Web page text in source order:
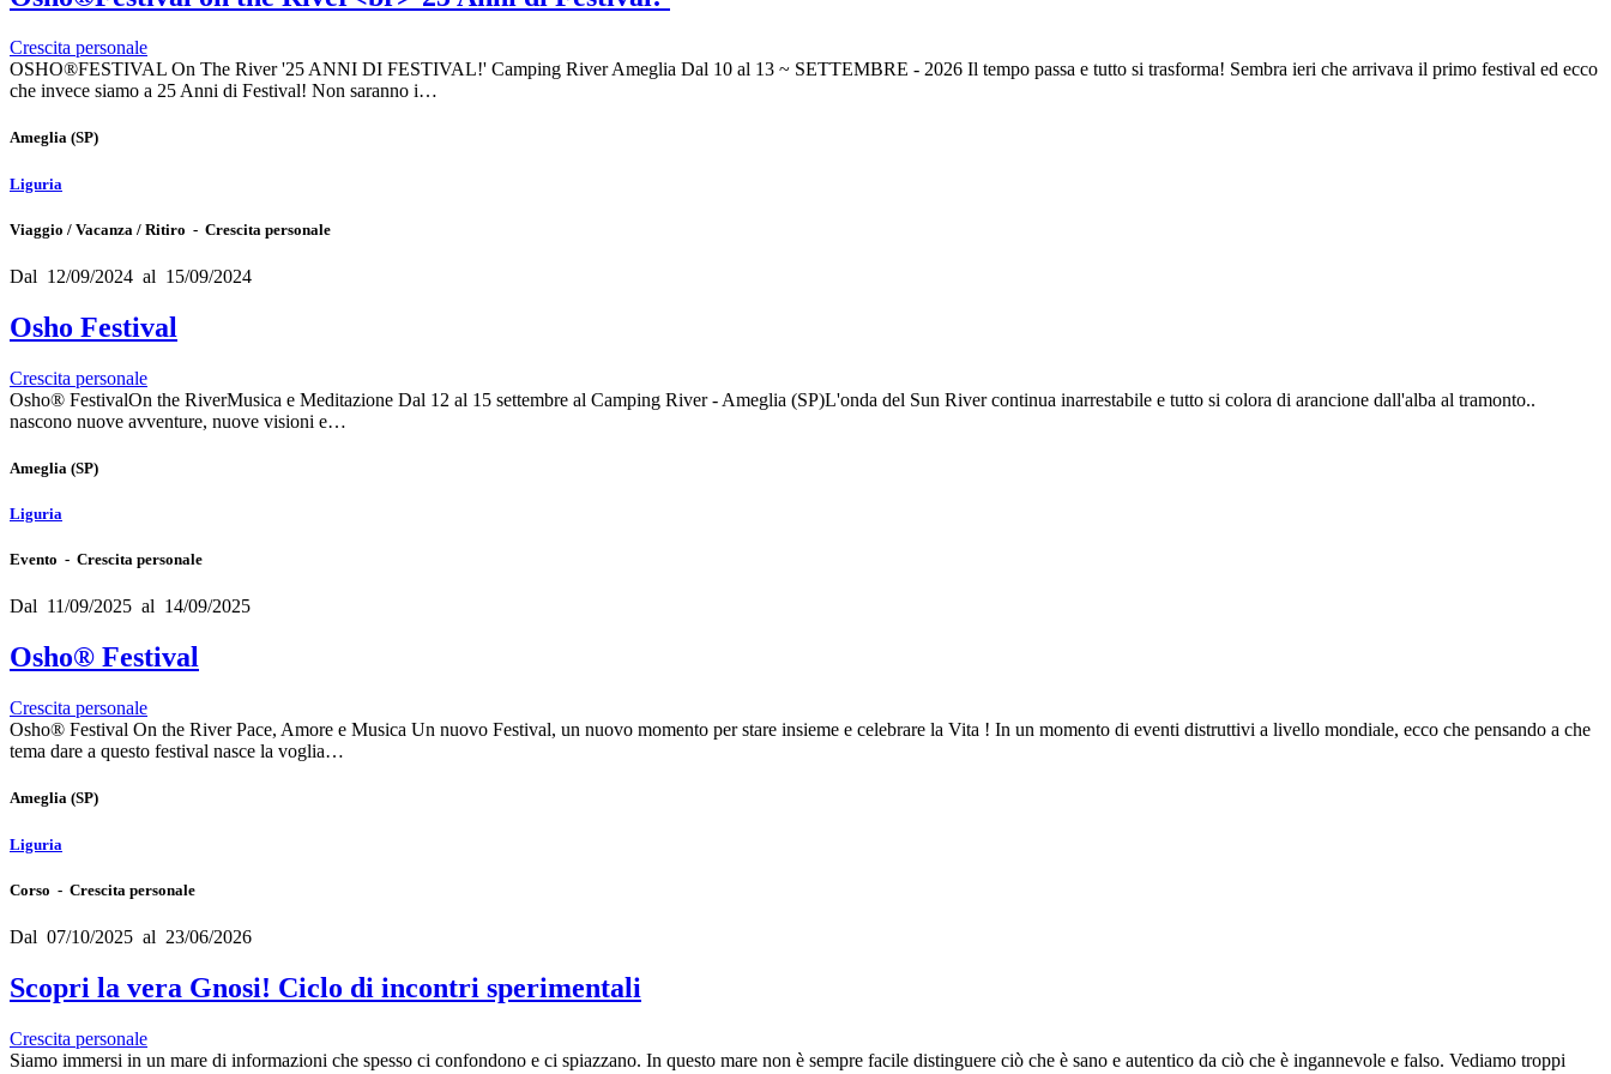
Crescita personale
OSHO®FESTIVAL On The River '25 ANNI DI FESTIVAL!' Camping River Ameglia Dal 10 al 13 ~ SETTEMBRE - 2026 Il tempo passa e tutto si trasforma! Sembra ieri che arrivava il primo festival ed ecco
che invece siamo a 25 Anni di Festival! Non saranno i…
Ameglia (SP)
Liguria
Viaggio / Vacanza / Ritiro - Crescita personale
Dal 12/09/2024 al 15/09/2024
Osho Festival
Crescita personale
Osho® FestivalOn the RiverMusica e Meditazione Dal 12 al 15 settembre al Camping River - Ameglia (SP)L'onda del Sun River continua inarrestabile e tutto si colora di arancione dall'alba al tramonto..
nascono nuove avventure, nuove visioni e…
Ameglia (SP)
Liguria
Evento - Crescita personale
Dal 11/09/2025 al 14/09/2025
Osho® Festival
Crescita personale
Osho® Festival On the River Pace, Amore e Musica Un nuovo Festival, un nuovo momento per stare insieme e celebrare la Vita ! In un momento di eventi distruttivi a livello mondiale, ecco che pensando a che
tema dare a questo festival nasce la voglia…
Ameglia (SP)
Liguria
Corso - Crescita personale
Dal 07/10/2025 al 23/06/2026
Scopri la vera Gnosi! Ciclo di incontri sperimentali
Crescita personale
Siamo immersi in un mare di informazioni che spesso ci confondono e ci spiazzano. In questo mare non è sempre facile distinguere ciò che è sano e autentico da ciò che è ingannevole e falso. Vediamo troppi